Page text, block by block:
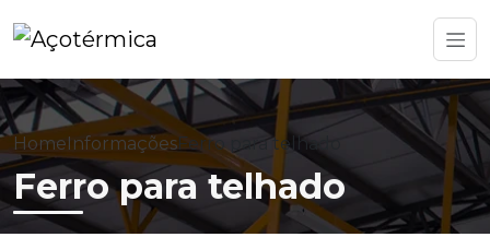
HomeInformaçõesFerro para telhado
Ferro para telhado